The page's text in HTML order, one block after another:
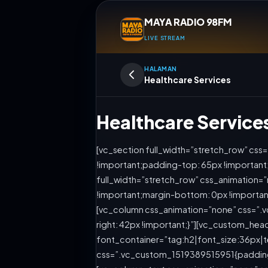
MAYA RADIO 98FM
LIVE STREAM
HALAMAN
Healthcare Services
Healthcare
[vc_section full_width=”stretch_row”
!important;padding-top: 65px
full_width=”stretch_row”
!important;margin-bottom: 0px
[vc_column css_animation=”none”
right: 42px